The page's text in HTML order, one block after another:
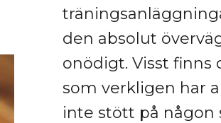
den absolut
onödigt. Visst
som verkligen har
inte stött på någon